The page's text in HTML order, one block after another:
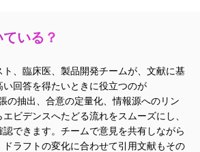
いる？
、臨床医、製品開発チームが、文献に基
回答を得たいときに役立つのが
の抽出、合意の定量化、情報源へのリン
ビデンスへたどる流れをスムーズにし、
できます。チームで意見を共有しながら
ラフトの変化に合わせて引用文献もその